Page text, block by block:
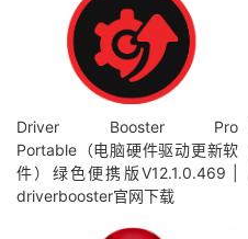
Driver Booster Pro
Portable（电脑硬件驱动更新软
件）绿色便携版V12.1.0.469 |
driverbooster官网下载